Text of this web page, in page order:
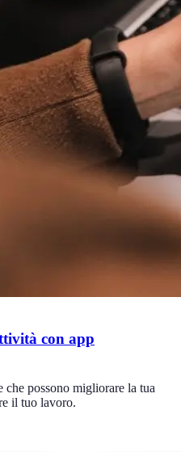
con app
possono migliorare la tua
il tuo lavoro.